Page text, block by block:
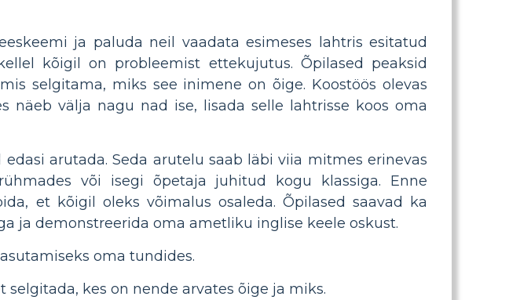
ja paluda neil vaadata esimeses lahtris esitatud
kõigil on probleemist ettekujutus. Õpilased peaksid
selgitama, miks see inimene on õige. Koostöös olevas
näeb välja nagu nad ise, lisada selle lahtrisse koos oma
arutada. Seda arutelu saab läbi viia mitmes erinevas
või isegi õpetaja juhitud kogu klassiga. Enne
et kõigil oleks võimalus osaleda. Õpilased saavad ka
ja demonstreerida oma ametliku inglise keele oskust.
oma tundides.
kes on nende arvates õige ja miks.